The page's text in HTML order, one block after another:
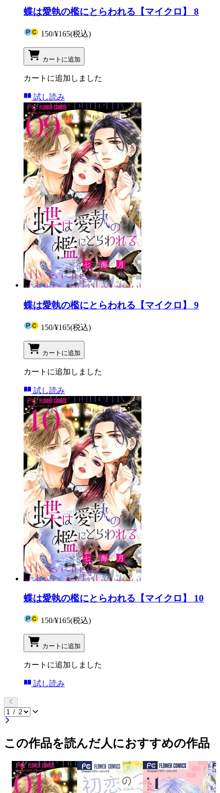
蝶は愛執の檻にとらわれる【マイクロ】 8
150/¥165(税込)
カートに追加
カートに追加しました
試し読み
蝶は愛執の檻にとらわれる【マイクロ】 9
150/¥165(税込)
カートに追加
カートに追加しました
試し読み
蝶は愛執の檻にとらわれる【マイクロ】 10
150/¥165(税込)
カートに追加
カートに追加しました
試し読み
この作品を読んだ人におすすめの作品